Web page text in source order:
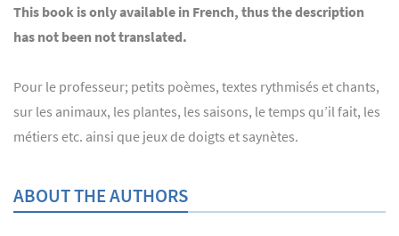
This book is only available in French, thus the description
has not been not translated.
Pour le professeur; petits poèmes, textes rythmisés et chants,
sur les animaux, les plantes, les saisons, le temps qu’il fait, les
métiers etc. ainsi que jeux de doigts et saynètes.
ABOUT THE AUTHORS